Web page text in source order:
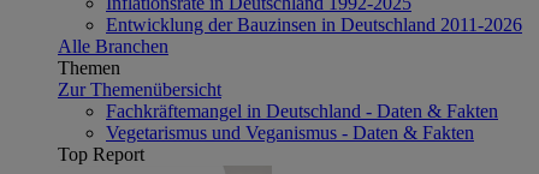
Entwicklung der Bauzinsen in Deutschland 2011-2026
Alle Branchen
Themen
Zur Themenübersicht
Fachkräftemangel in Deutschland - Daten & Fakten
Vegetarismus und Veganismus - Daten & Fakten
Top Report